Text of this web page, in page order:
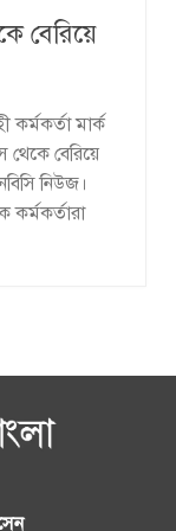
বেরিয়ে
কর্মকর্তা মার্ক
বেরিয়ে
নিউজ।
কর্মকর্তারা